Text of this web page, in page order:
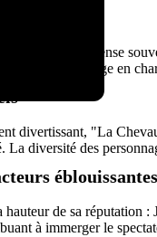
classique, on pense
à travers un voyage en
divertissant, "La
La diversité des
éblouissantes
de sa réputation :
à immerger le